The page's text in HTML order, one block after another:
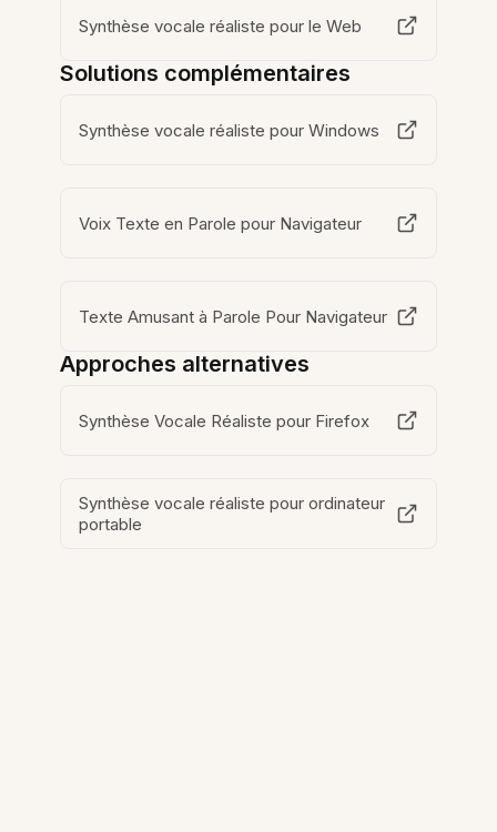
Synthèse vocale réaliste pour le Web
Solutions complémentaires
Synthèse vocale réaliste pour Windows
Voix Texte en Parole pour Navigateur
Texte Amusant à Parole Pour Navigateur
Approches alternatives
Synthèse Vocale Réaliste pour Firefox
Synthèse vocale réaliste pour ordinateur
portable